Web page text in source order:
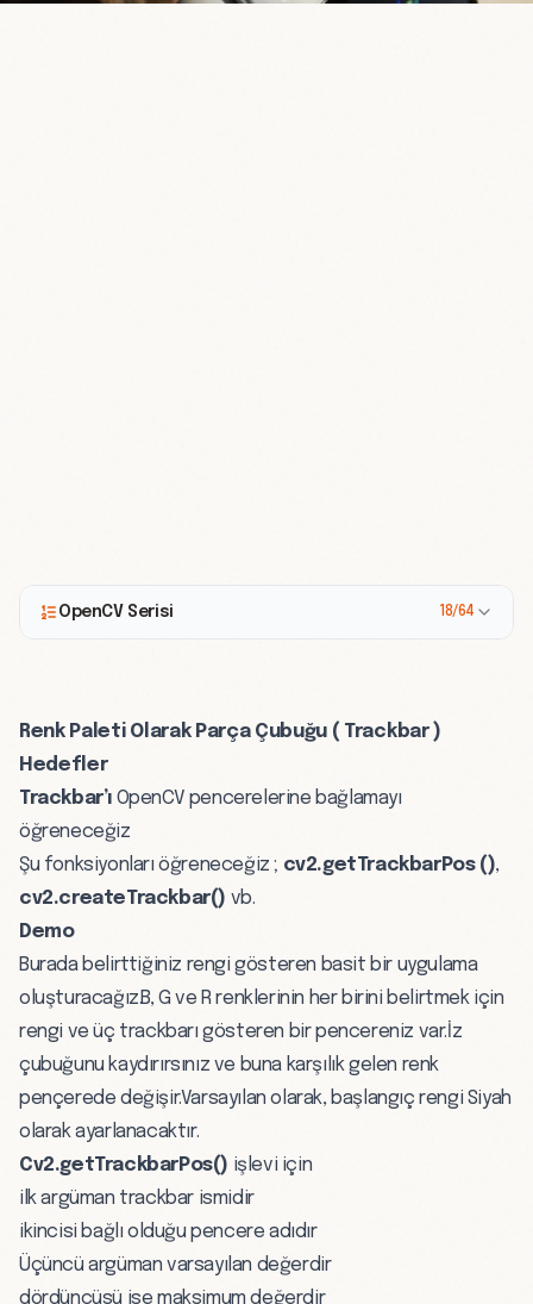
OpenCV Serisi 18/64
Renk Paleti Olarak Parça Çubuğu ( Trackbar )
Hedefler
Trackbar’ı OpenCV pencerelerine bağlamayı
öğreneceğiz
Şu fonksiyonları öğreneceğiz ; cv2.getTrackbarPos (),
cv2.createTrackbar() vb.
Demo
Burada belirttiğiniz rengi gösteren basit bir uygulama
oluşturacağız.B, G ve R renklerinin her birini belirtmek için
rengi ve üç trackbarı gösteren bir pencereniz var.İz
çubuğunu kaydırırsınız ve buna karşılık gelen renk
pençerede değişir.Varsayılan olarak, başlangıç rengi Siyah
olarak ayarlanacaktır.
Cv2.getTrackbarPos() işlevi için
ilk argüman trackbar ismidir
ikincisi bağlı olduğu pencere adıdır
Üçüncü argüman varsayılan değerdir
dördüncüsü ise maksimum değerdir